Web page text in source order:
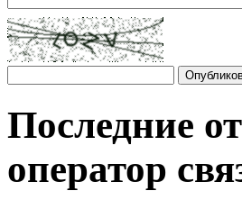
Последние
оператор